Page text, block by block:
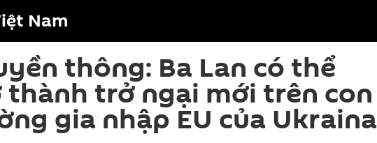
Nam
thông: Ba Lan có thể
trở ngại mới trên con
gia nhập EU của Ukraina